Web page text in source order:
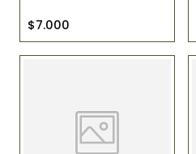
$7.000